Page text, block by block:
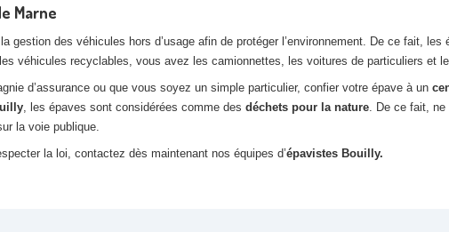
Marne
gestion des véhicules hors d’usage afin de protéger l’environnement. De ce fait,
véhicules recyclables, vous avez les camionnettes, les voitures de particuliers et
d’assurance ou que vous soyez un simple particulier, confier votre épave à un
, les épaves sont considérées comme des déchets pour la nature. De ce fait, ne
la voie publique.
la loi, contactez dès maintenant nos équipes d’épavistes Bouilly.